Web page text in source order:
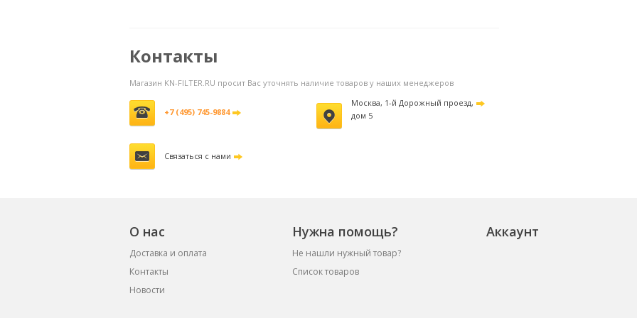
Контакты
Магазин KN-FILTER.RU просит Вас уточнять наличие товаров у наших менеджеров
+7 (495) 745-9884
Москва, 1-й Дорожный проезд,
дом 5
Связаться с нами
О нас Нужна помощь? Аккаунт
Доставка и оплата
Не нашли нужный товар?
Контакты
Список товаров
Новости